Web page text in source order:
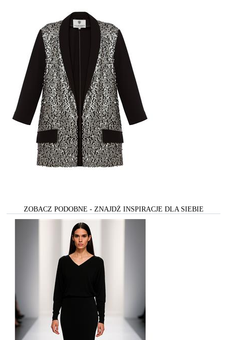
ZOBACZ PODOBNE - ZNAJDŻ INSPIRACJE DLA SIEBIE